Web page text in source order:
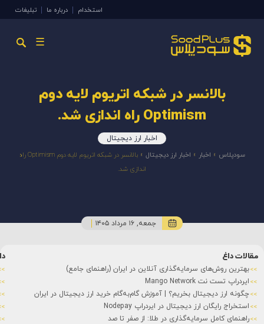
استخدام درباره ما تبلیغات
☰
بالانسر در شبکه اتریوم لایه دوم
Optimism راه اندازی شد.
اخبار ارز دیجیتال
سودپلاس » اخبار » اخبار ارز دیجیتال »
بالانسر در شبکه اتریوم لایه دوم Optimism راه
اندازی شد.
جمعه, ۱۶ مرداد ۱۴۰۵
مقالات داغ
بهترین روش‌های سرمایه‌گذاری آنلاین در ایران (راهنمای جامع)
ایردراپ تست نت Mango Network
چگونه ارز دیجیتال بخریم؟ | آموزش گام‌به‌گام خرید ارز دیجیتال در ایران
استخراج رایگان ارز دیجیتال در ایردراپ Nodepay
راهنمای کامل سرمایه‌گذاری در طلا: از صفر تا صد